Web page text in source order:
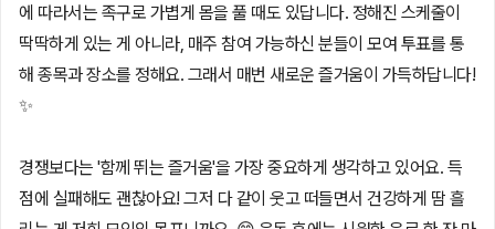
에 따라서는 족구로 가볍게 몸을 풀 때도 있답니다. 정해진 스케줄이
딱딱하게 있는 게 아니라, 매주 참여 가능하신 분들이 모여 투표를 통
해 종목과 장소를 정해요. 그래서 매번 새로운 즐거움이 가득하답니다!
✨
경쟁보다는 '함께 뛰는 즐거움'을 가장 중요하게 생각하고 있어요. 득
점에 실패해도 괜찮아요! 그저 다 같이 웃고 떠들면서 건강하게 땀 흘